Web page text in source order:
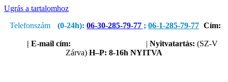
Ugrás a tartalomhoz
Telefonszám
(0-24h): 06-30-285-79-77 ; 06-1-285-79-77 Cím:
| E-mail cím: | Nyitvatartás: (SZ-V
Zárva) H–P: 8-16h NYITVA